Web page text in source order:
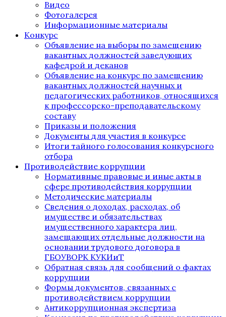
Видео
Фотогалерея
Информационные материалы
Конкурс
Объявление на выборы по замещению
вакантных должностей заведующих
кафедрой и деканов
Объявление на конкурс по замещению
вакантных должностей научных и
педагогических работников, относящихся
к профессорско-преподавательскому
составу
Приказы и положения
Документы для участия в конкурсе
Итоги тайного голосования конкурсного
отбора
Противодействие коррупции
Нормативные правовые и иные акты в
сфере противодействия коррупции
Методические материалы
Сведения о доходах, расходах, об
имуществе и обязательствах
имущественного характера лиц,
замещающих отдельные должности на
основании трудового договора в
ГБОУВОРК КУКИиТ
Обратная связь для сообщений о фактах
коррупции
Формы документов, связанных с
противодействием коррупции
Антикоррупционная экспертиза